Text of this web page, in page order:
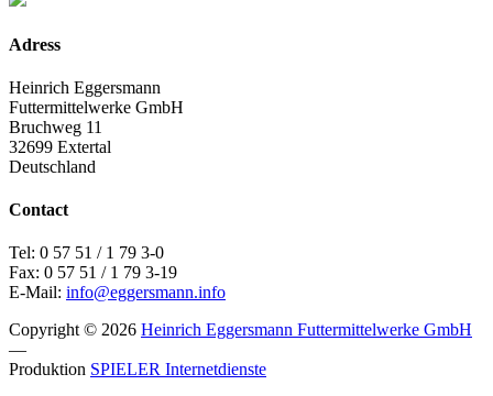
Adress
Heinrich Eggersmann
Futtermittelwerke GmbH
Bruchweg 11
32699 Extertal
Deutschland
Contact
Tel: 0 57 51 / 1 79 3-0
Fax: 0 57 51 / 1 79 3-19
E-Mail: info@eggersmann.info
Copyright © 2026 Heinrich Eggersmann Futtermittelwerke GmbH
—
Produktion SPIELER Internetdienste